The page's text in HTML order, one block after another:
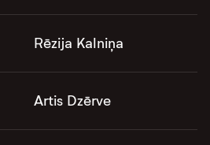
Rēzija Kalniņa
Artis Dzērve